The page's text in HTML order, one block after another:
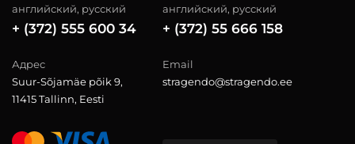
английский, русский
+ (372) 555 600 34
английский, русский
+ (372) 55 666 158
Адрес
Suur-Sõjamäe põik 9,
11415 Tallinn, Eesti
Email
stragendo@stragendo.ee